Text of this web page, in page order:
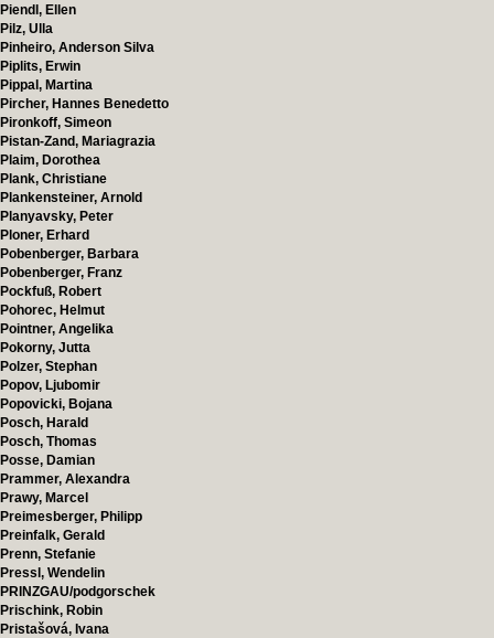
Piendl, Ellen
Pilz, Ulla
Pinheiro, Anderson Silva
Piplits, Erwin
Pippal, Martina
Pircher, Hannes Benedetto
Pironkoff, Simeon
Pistan-Zand, Mariagrazia
Plaim, Dorothea
Plank, Christiane
Plankensteiner, Arnold
Planyavsky, Peter
Ploner, Erhard
Pobenberger, Barbara
Pobenberger, Franz
Pockfuß, Robert
Pohorec, Helmut
Pointner, Angelika
Pokorny, Jutta
Polzer, Stephan
Popov, Ljubomir
Popovicki, Bojana
Posch, Harald
Posch, Thomas
Posse, Damian
Prammer, Alexandra
Prawy, Marcel
Preimesberger, Philipp
Preinfalk, Gerald
Prenn, Stefanie
Pressl, Wendelin
PRINZGAU/podgorschek
Prischink, Robin
Pristašová, Ivana